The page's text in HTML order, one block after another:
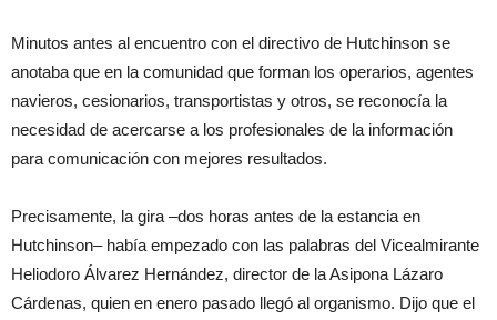
Minutos antes al encuentro con el directivo de Hutchinson se
anotaba que en la comunidad que forman los operarios, agentes
navieros, cesionarios, transportistas y otros, se reconocía la
necesidad de acercarse a los profesionales de la información
para comunicación con mejores resultados.
Precisamente, la gira –dos horas antes de la estancia en
Hutchinson– había empezado con las palabras del Vicealmirante
Heliodoro Álvarez Hernández, director de la Asipona Lázaro
Cárdenas, quien en enero pasado llegó al organismo. Dijo que el